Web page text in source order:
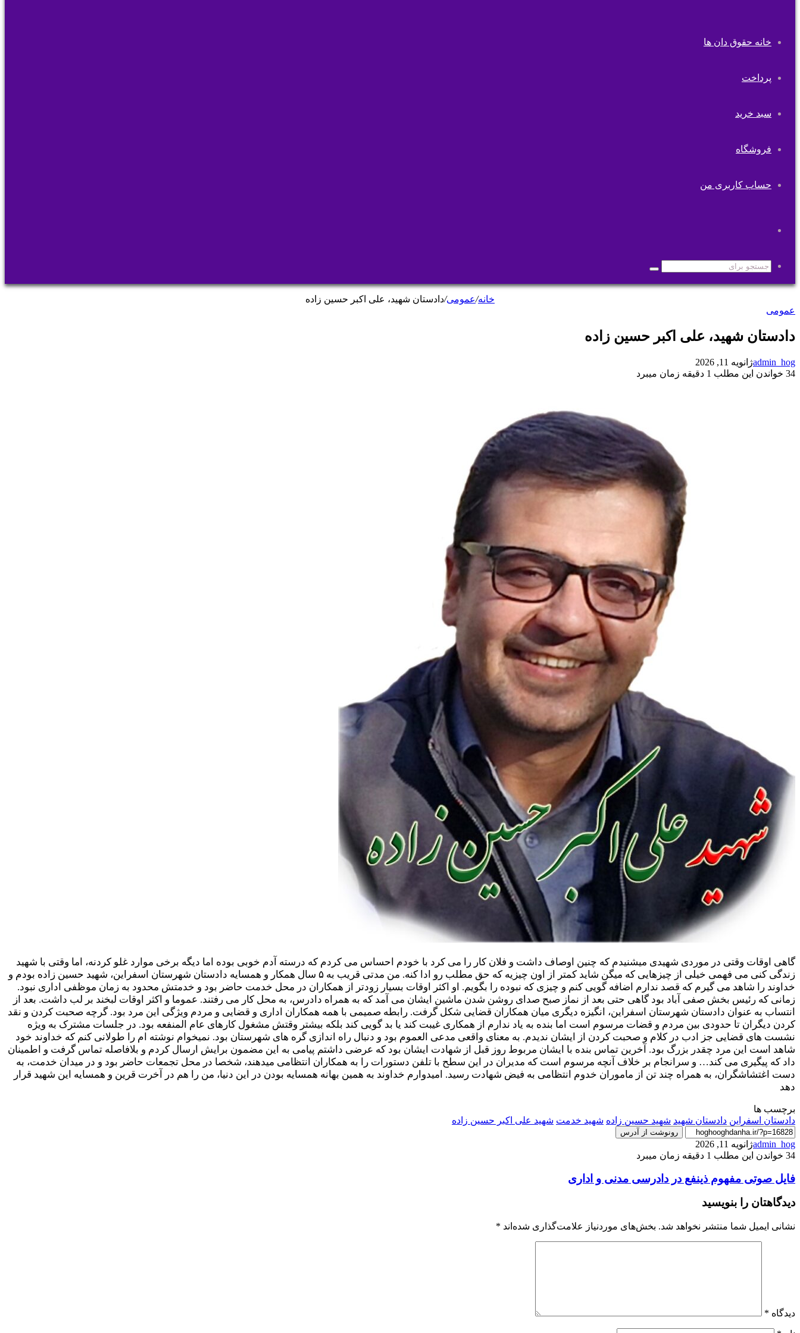
خانه حقوق دان ها
پرداخت
سبد خرید
فروشگاه
حساب کاربری من
پوسته
جستجو
برای
خانه/عمومی/دادستان شهید، علی اکبر حسین زاده
عمومی
دادستان شهید، علی اکبر حسین زاده
admin_hogژانویه 11, 2026
34 خواندن این مطلب 1 دقیقه زمان میبرد
گاهی اوقات وقتی در موردی شهیدی میشنیدم که چنین اوصاف داشت و فلان کار را می کرد با خودم احساس می کردم که درسته آدم خوبی بوده اما دیگه برخی موارد غلو کردنه، اما وقتی با شهید
زندگی کنی می فهمی خیلی از چیزهایی که میگن شاید کمتر از اون چیزیه که حق مطلب رو ادا کنه. من مدتی قریب به ۵ سال همکار و همسایه دادستان شهرستان اسفراین، شهید حسین زاده بودم و
خداوند را شاهد می گیرم که قصد ندارم اضافه گویی کنم و چیزی که نبوده را بگویم. او اکثر اوقات بسیار زودتر از همکاران در محل خدمت حاضر بود و خدمتش محدود به زمان موظفی اداری نبود.
زمانی که رئیس بخش صفی آباد بود گاهی حتی بعد از نماز صبح صدای روشن شدن ماشین ایشان می آمد که به همراه دادرس، به محل کار می رفتند. عموما و اکثر اوقات لبخند بر لب داشت. بعد از
انتساب به عنوان دادستان شهرستان اسفراین، انگیزه دیگری میان همکاران قضایی شکل گرفت. رابطه صمیمی با همه همکاران اداری و قضایی و مردم ویژگی این مرد بود. گرچه صحبت کردن و نقد
کردن دیگران تا حدودی بین مردم و قضات مرسوم است اما بنده به یاد ندارم از همکاری غیبت کند یا بد گویی کند بلکه بیشتر وقتش مشغول کارهای عام المنفعه بود. در جلسات مشترک به ویژه
نشست های قضایی جز ادب در کلام و صحبت کردن از ایشان ندیدم. به معنای واقعی مدعی العموم بود و دنبال راه اندازی گره های شهرستان بود. نمیخوام نوشته ام را طولانی کنم که خداوند خود
شاهد است این مرد چقدر بزرگ بود. آخرین تماس بنده با ایشان مربوط روز قبل از شهادت ایشان بود که عرضی داشتم پیامی به این مضمون برایش ارسال کردم و بلافاصله تماس گرفت و اطمینان
داد که پیگیری می کند… و سرانجام بر خلاف آنچه مرسوم است که مدیران در این سطح با تلفن دستورات را به همکاران انتظامی میدهند، شخصا در محل تجمعات حاضر بود و در میدان خدمت، به
دست اغتشاشگران، به همراه چند تن از ماموران خدوم انتظامی به فیض شهادت رسید. امیدوارم خداوند به همین بهانه همسایه بودن در این دنیا، من را هم در آخرت قرین و همسایه این شهید قرار
دهد
برچسب ها
دادستان اسفراین دادستان شهید شهید حسین زاده شهید خدمت شهید علی اکبر حسین زاده
رونوشت از آدرس
admin_hogژانویه 11, 2026
34 خواندن این مطلب 1 دقیقه زمان میبرد
فایل
مفهوم
ذینفع
در
دادرسی
فایل صوتی مفهوم ذینفع در دادرسی مدنی و اداری
دیدگاهتان را بنویسید
نشانی ایمیل شما منتشر نخواهد شد. بخش‌های موردنیاز علامت‌گذاری شده‌اند *
دیدگاه *